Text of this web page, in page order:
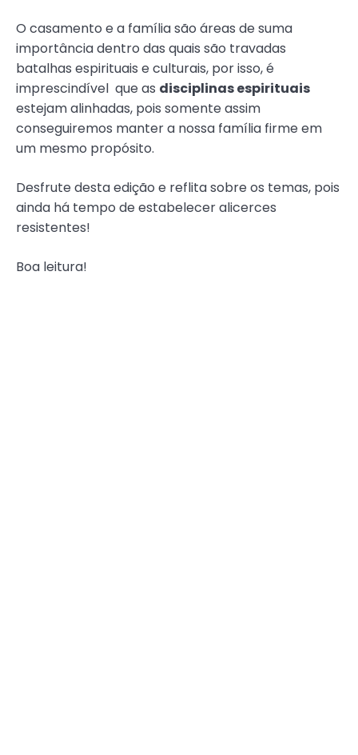
O casamento e a família são áreas de suma
importância dentro das quais são travadas
batalhas espirituais e culturais, por isso, é
imprescindível que as disciplinas espirituais
estejam alinhadas, pois somente assim
conseguiremos manter a nossa família firme em
um mesmo propósito.
Desfrute desta edição e reflita sobre os temas, pois
ainda há tempo de estabelecer alicerces
resistentes!
Boa leitura!